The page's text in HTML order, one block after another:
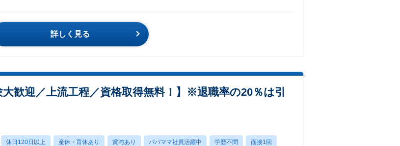
詳しく見る
歓迎／上流工程／資格取得無料！】※退職率の20％は引
休日120日以上 産休・育休あり 賞与あり パパママ社員活躍中 学歴不問 面接1回